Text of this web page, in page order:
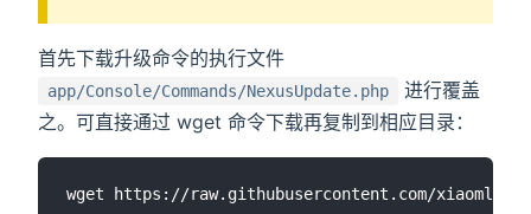
首先下载升级命令的执行文件
app/Console/Commands/NexusUpdate.php
进行覆盖
之。可直接通过 wget 命令下载再复制到相应目录：